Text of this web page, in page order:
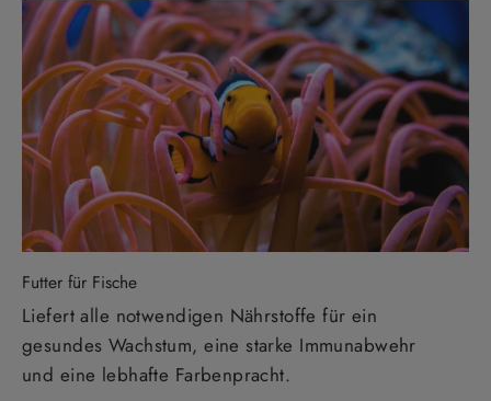
Futter für Fische
Liefert alle notwendigen Nährstoffe für ein
gesundes Wachstum, eine starke Immunabwehr
und eine lebhafte Farbenpracht.